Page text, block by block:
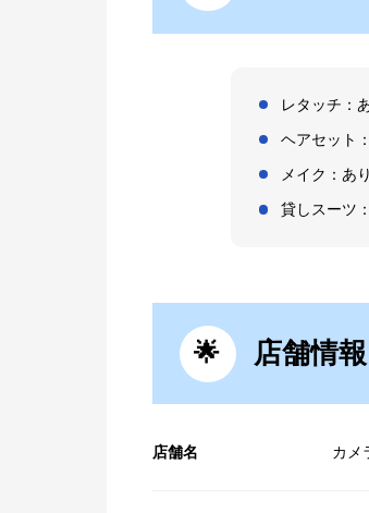
レタッチ：
ヘアセット
メイク：あ
貸しスーツ
店舗情報
店舗名 カメ